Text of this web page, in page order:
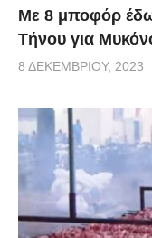
Με 8 μποφόρ
Τήνου για
8 ΔΕΚΕΜΒΡΊΟΥ, 2023